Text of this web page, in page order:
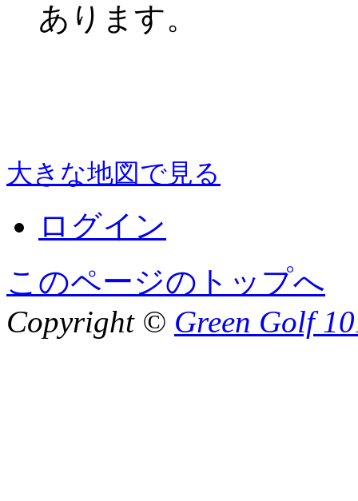
あります。
大きな地図で見る
ログイン
このページのトップへ
Copyright © Green Golf